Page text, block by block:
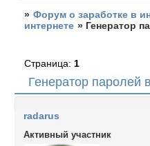
» Форум о заработке в
интернете » Генератор
Генератор паролей
Страница: 1
radarus
Активный участник